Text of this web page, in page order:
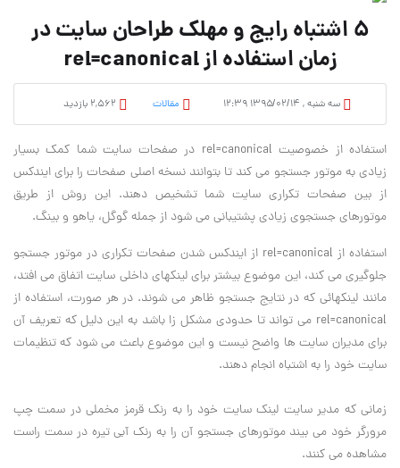
5 اشتباه رایج و مهلک طراحان سایت در
زمان استفاده از rel=canonical
سه شنبه , ۱۳۹۵/۰۲/۱۴ ۱۲:۳۹ مقالات
استفاده از خصوصیت rel=canonical در صفحات سایت شما کمک بسیار
زیادی به موتور جستجو می کند تا بتوانند نسخه اصلی صفحات را برای ایندکس
از بین صفحات تکراری سایت شما تشخیص دهند. این روش از طریق
موتورهای جستجوی زیادی پشتیبانی می شود از جمله گوگل، یاهو و بینگ.
استفاده از rel=canonical از ایندکس شدن صفحات تکراری در موتور جستجو
جلوگیری می کند، این موضوع بیشتر برای لینکهای داخلی سایت اتفاق می افتد،
مانند لینکهائی که در نتایج جستجو ظاهر می شوند. در هر صورت، استفاده از
rel=canonical می تواند تا حدودی مشکل زا باشد به این دلیل که تعریف آن
برای مدیران سایت ها واضح نیست و این موضوع باعث می شود که تنظیمات
سایت خود را به اشتباه انجام دهند.
زمانی که مدیر سایت لینک سایت خود را به رنک قرمز مخملی در سمت چپ
مرورگر خود می بیند موتورهای جستجو آن را به رنک آبی تیره در سمت راست
مشاهده می کنند.